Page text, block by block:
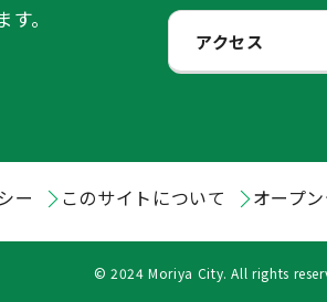
。
アクセス
ー このサイトについて オープ
© 2024 Moriya City. All rights